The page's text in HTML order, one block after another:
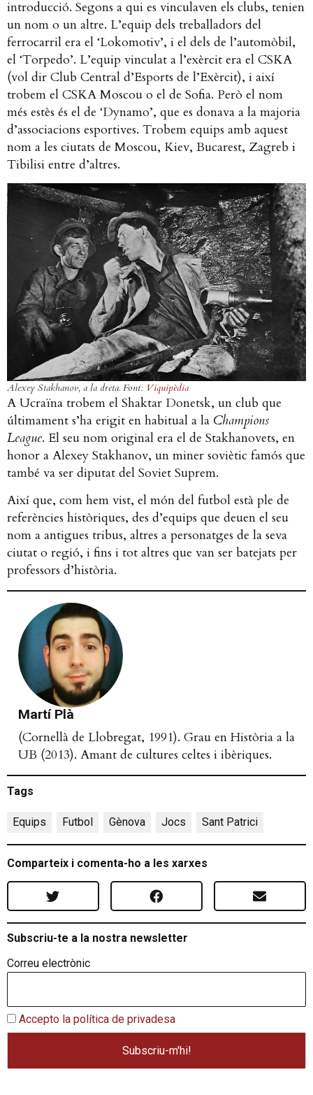
introducció. Segons a qui es vinculaven els clubs, tenien
un nom o un altre. L’equip dels treballadors del
ferrocarril era el ‘Lokomotiv’, i el dels de l’automòbil,
el ‘Torpedo’. L’equip vinculat a l’exèrcit era el CSKA
(vol dir Club Central d’Esports de l’Exèrcit), i així
trobem el CSKA Moscou o el de Sofia. Però el nom
més estès és el de ‘Dynamo’, que es donava a la majoria
d’associacions esportives. Trobem equips amb aquest
nom a les ciutats de Moscou, Kiev, Bucarest, Zagreb i
Tibilisi entre d’altres.
Alexey Stakhanov, a la dreta. Font: Viquipèdia
A Ucraïna trobem el Shaktar Donetsk, un club que
últimament s’ha erigit en habitual a la Champions
League. El seu nom original era el de Stakhanovets, en
honor a Alexey Stakhanov, un miner soviètic famós que
també va ser diputat del Soviet Suprem.
Així que, com hem vist, el món del futbol està ple de
referències històriques, des d’equips que deuen el seu
nom a antigues tribus, altres a personatges de la seva
ciutat o regió, i fins i tot altres que van ser batejats per
professors d’història.
Martí Plà
(Cornellà de Llobregat, 1991). Grau en Història a la
UB (2013). Amant de cultures celtes i ibèriques.
Tags
Equips Futbol Gènova Jocs Sant Patrici
Comparteix i comenta-ho a les xarxes
Subscriu-te a la nostra newsletter
Correu electrònic
Accepto la política de privadesa